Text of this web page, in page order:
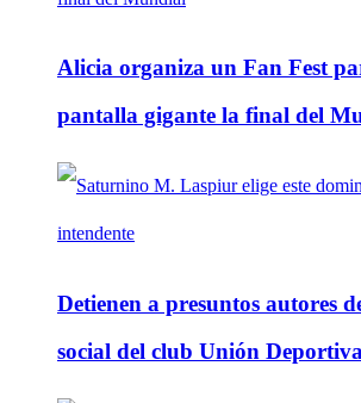
Alicia organiza un Fan Fest
pantalla gigante la final del
Detienen a presuntos autores
social del club Unión